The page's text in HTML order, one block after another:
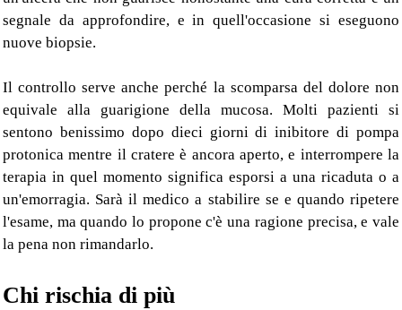
segnale da approfondire, e in quell'occasione si eseguono
nuove biopsie.
Il controllo serve anche perché la scomparsa del dolore non
equivale alla guarigione della mucosa. Molti pazienti si
sentono benissimo dopo dieci giorni di inibitore di pompa
protonica mentre il cratere è ancora aperto, e interrompere la
terapia in quel momento significa esporsi a una ricaduta o a
un'emorragia. Sarà il medico a stabilire se e quando ripetere
l'esame, ma quando lo propone c'è una ragione precisa, e vale
la pena non rimandarlo.
Chi rischia di più